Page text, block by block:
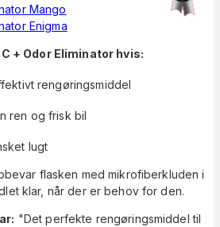
Mango
Enigma
+ Odor Eliminator hvis:
rengøringsmiddel
ren og frisk bil
lugt
flasken med mikrofiberkluden i
klar, når der er behov for den.
"Det perfekte rengøringsmiddel til